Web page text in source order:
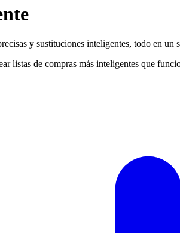
y sustituciones inteligentes, todo en un
listas de compras más inteligentes que